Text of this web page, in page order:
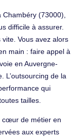
(73000),
difficile à assurer.
Vous avez alors
main : faire appel à
en Auvergne-
L’outsourcing de la
qui
tailles.
cœur de métier en
aux experts